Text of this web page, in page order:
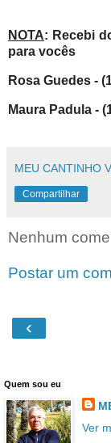
NOTA: Recebi
para vocês
Rosa Guedes -
Maura Padula -
MEU CANTINHO
Compartilhar
Nenhum
Postar um
‹
Quem sou eu
Ver